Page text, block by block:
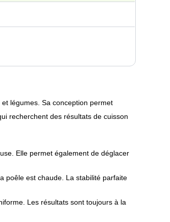
légumes. Sa conception permet
recherchent des résultats de cuisson
Elle permet également de déglacer
poêle est chaude. La stabilité parfaite
Les résultats sont toujours à la